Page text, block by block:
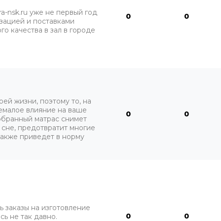
nsk.ru уже не первый год
и поставками
качества в зал в городе
0 0
жизни, поэтому то, на
влияние на ваше
матрас снимет
предотвратит многие
приведет в норму
0 0
на изготовление
не так давно.
0 0